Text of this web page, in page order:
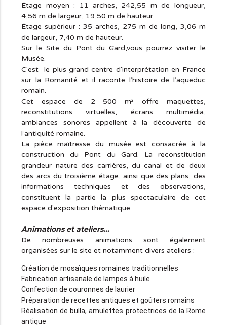
Étage moyen : 11 arches, 242,55 m de longueur,
4,56 m de largeur, 19,50 m de hauteur.
Étage supérieur : 35 arches, 275 m de long, 3,06 m
de largeur, 7,40 m de hauteur.
Sur le Site du Pont du Gard,vous pourrez visiter le
Musée.
C'est le plus grand centre d'interprétation en France
sur la Romanité et il raconte l’histoire de l’aqueduc
romain.
Cet espace de 2 500 m² offre maquettes,
reconstitutions virtuelles, écrans multimédia,
ambiances sonores appellent à la découverte de
l’antiquité romaine.
La pièce maîtresse du musée est consacrée à la
construction du Pont du Gard. La reconstitution
grandeur nature des carrières, du canal et de deux
des arcs du troisième étage, ainsi que des plans, des
informations techniques et des observations,
constituent la partie la plus spectaculaire de cet
espace d'exposition thématique.
Animations et ateliers...
De nombreuses animations sont également
organisées sur le site et notamment divers ateliers :
Création de mosaïques romaines traditionnelles
Fabrication artisanale de lampes à huile
Confection de couronnes de laurier
Préparation de recettes antiques et goûters romains
Réalisation de bulla, amulettes protectrices de la Rome
antique